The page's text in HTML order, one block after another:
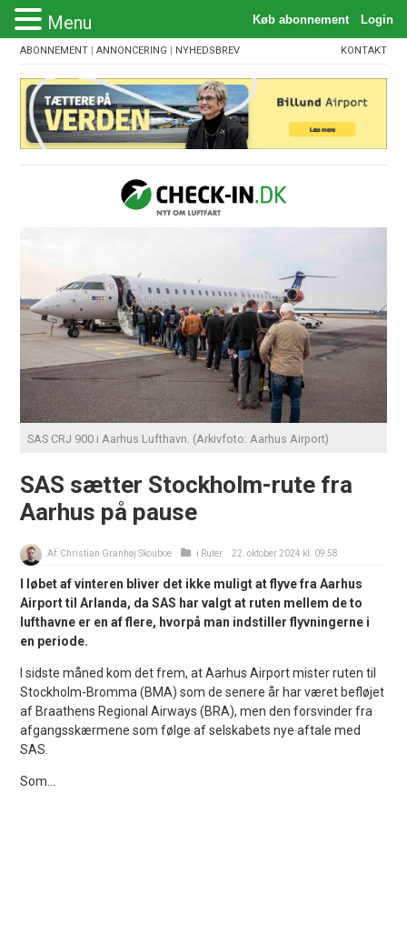
ABONNEMENT |ANNONCERING | NYHEDSBREV KONTAKT
SAS CRJ 900 i Aarhus Lufthavn. (Arkivfoto: Aarhus Airport)
SAS sætter Stockholm-rute fra
Aarhus på pause
Af: Christian Granhøj Skouboe i Ruter 22. oktober 2024 kl. 09:58
I løbet af vinteren bliver det ikke muligt at flyve fra Aarhus
Airport til Arlanda, da SAS har valgt at ruten mellem de to
lufthavne er en af flere, hvorpå man indstiller flyvningerne i
en periode.
I sidste måned kom det frem, at Aarhus Airport mister ruten til
Stockholm-Bromma (BMA) som de senere år har været befløjet
af Braathens Regional Airways (BRA), men den forsvinder fra
afgangsskærmene som følge af selskabets nye aftale med
SAS.
Som...
Menu